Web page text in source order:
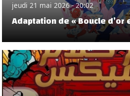
jeudi 21 mai 2026 - 20:02
Adaptation de « Boucle